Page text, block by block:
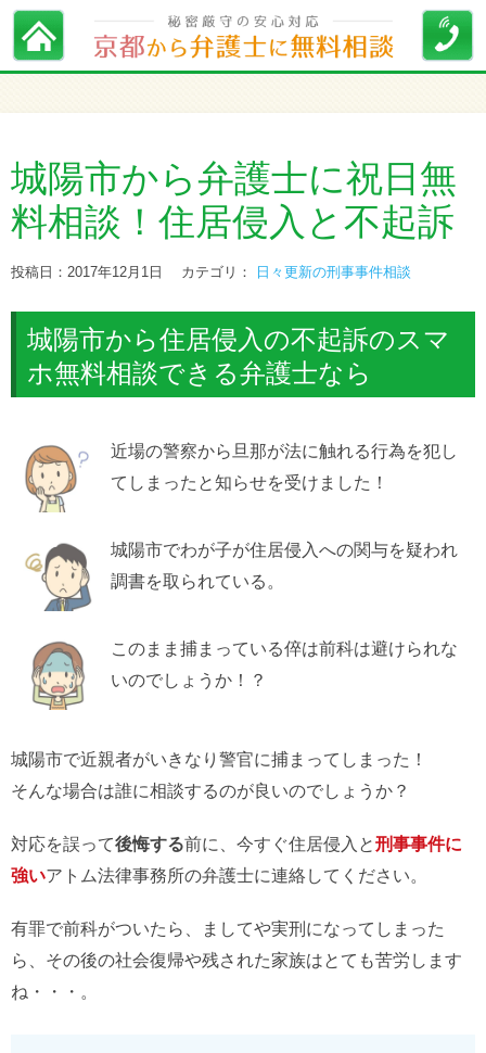
城陽市から弁護士に祝日無
料相談！住居侵入と不起訴
投稿日：2017年12月1日 カテゴリ： 日々更新の刑事事件相談
城陽市から住居侵入の不起訴のスマ
ホ無料相談できる弁護士なら
近場の警察から旦那が法に触れる行為を犯し
てしまったと知らせを受けました！
城陽市でわが子が住居侵入への関与を疑われ
調書を取られている。
このまま捕まっている倅は前科は避けられな
いのでしょうか！？
城陽市で近親者がいきなり警官に捕まってしまった！
そんな場合は誰に相談するのが良いのでしょうか？
対応を誤って後悔する前に、今すぐ住居侵入と刑事事件に
強いアトム法律事務所の弁護士に連絡してください。
有罪で前科がついたら、ましてや実刑になってしまった
ら、その後の社会復帰や残された家族はとても苦労します
ね・・・。